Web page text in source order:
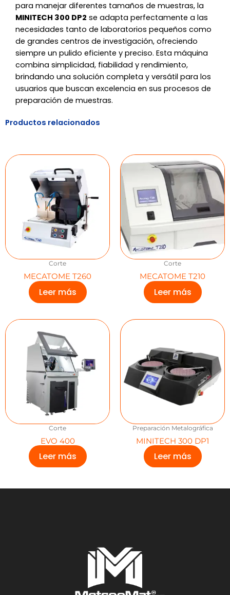
para manejar diferentes tamaños de muestras, la
MINITECH 300 DP2 se adapta perfectamente a las
necesidades tanto de laboratorios pequeños como
de grandes centros de investigación, ofreciendo
siempre un pulido eficiente y preciso. Esta máquina
combina simplicidad, fiabilidad y rendimiento,
brindando una solución completa y versátil para los
usuarios que buscan excelencia en sus procesos de
preparación de muestras.
Productos relacionados
Corte
MECATOME T260
Leer más
Corte
MECATOME T210
Leer más
Corte
EVO 400
Leer más
Preparación Metalográfica
MINITECH 300 DP1
Leer más